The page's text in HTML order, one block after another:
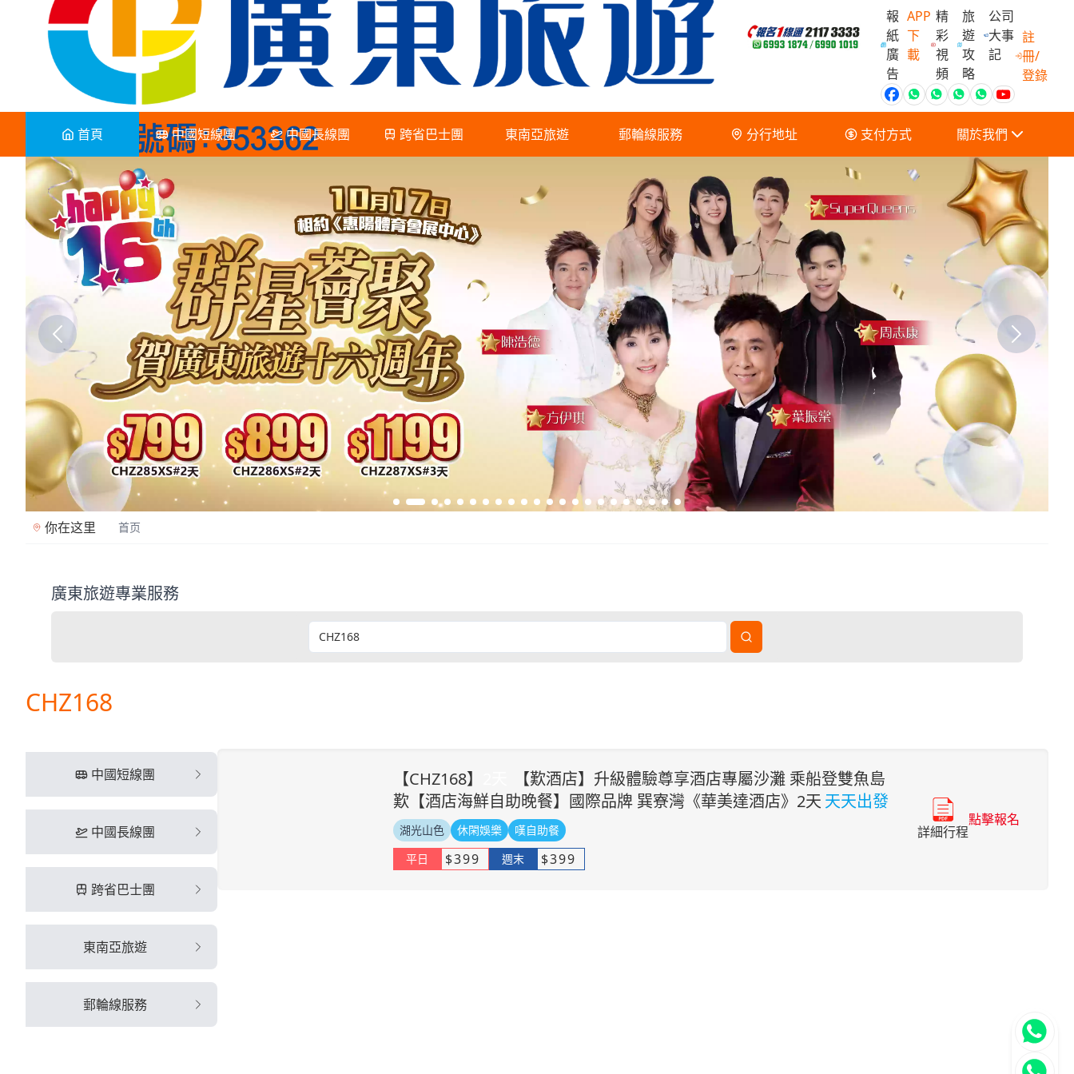
報
紙
廣
告
APP
下
載
精
彩
視
頻
旅
遊
攻
略
公司
大事
記
會員獨家
註
冊/
登錄
首頁 中國短線團 中國長線團 跨省巴士團 東南亞旅遊 郵輪線服務 分行地址 支付方式 關於我們
關於我們
服務條款及細則
你在这里 首页
廣東旅遊專業服務
廣東旅遊是香港專業旅行社（牌照353362），2012年重塑品牌以來，一直致力提供優質旅遊服務。我們專營中國短線旅遊、中國長線旅遊、跨省巴士服務、東南亞旅遊及郵輪
CHZ168
中國短線團
中國長線團
跨省巴士團
東南亞旅遊
郵輪線服務
【CHZ168】
【歎酒店】升級體驗尊享酒店專屬沙灘 乘船登雙魚島
歎【酒店海鮮自助晚餐】國際品牌 巽寮灣《華美達酒店》2天 天天出發
湖光山色 休閑娛樂
嘆自助餐
平日
$399 週末 $399
詳細行程
點擊報名
立即